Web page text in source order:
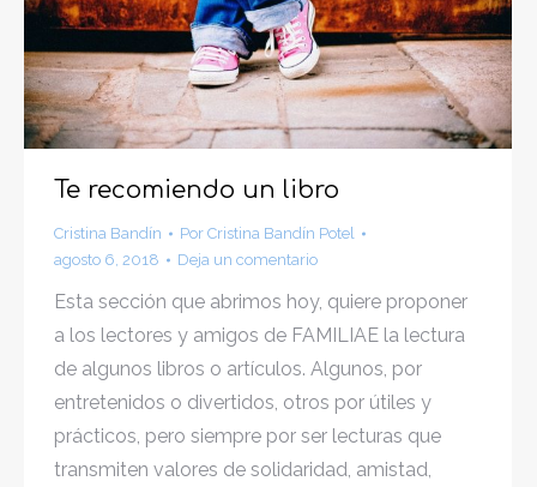
Te recomiendo un libro
Cristina Bandín Por Cristina Bandín Potel
agosto 6, 2018
Deja un comentario
Esta sección que abrimos hoy, quiere proponer
a los lectores y amigos de FAMILIAE la lectura
de algunos libros o artículos. Algunos, por
entretenidos o divertidos, otros por útiles y
prácticos, pero siempre por ser lecturas que
transmiten valores de solidaridad, amistad,